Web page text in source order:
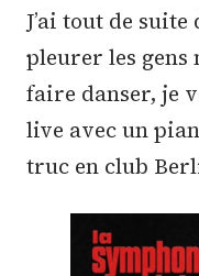
J’ai tout de
pleurer les gens
faire danser, je
live avec un
truc en club